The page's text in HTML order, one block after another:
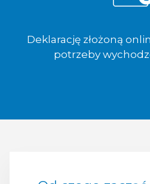
Deklarację złożoną
potrzeby